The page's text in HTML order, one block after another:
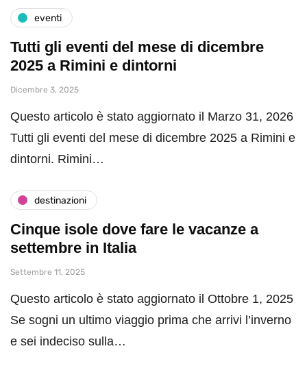
eventi
Tutti gli eventi del mese di dicembre
2025 a Rimini e dintorni
Dicembre 3, 2025
Questo articolo è stato aggiornato il Marzo 31, 2026
Tutti gli eventi del mese di dicembre 2025 a Rimini e
dintorni. Rimini…
destinazioni
Cinque isole dove fare le vacanze a
settembre in Italia
Settembre 11, 2025
Questo articolo è stato aggiornato il Ottobre 1, 2025
Se sogni un ultimo viaggio prima che arrivi l’inverno
e sei indeciso sulla…